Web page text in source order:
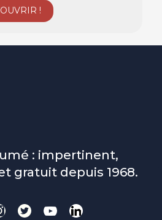
: impertinent,
gratuit depuis 1968.